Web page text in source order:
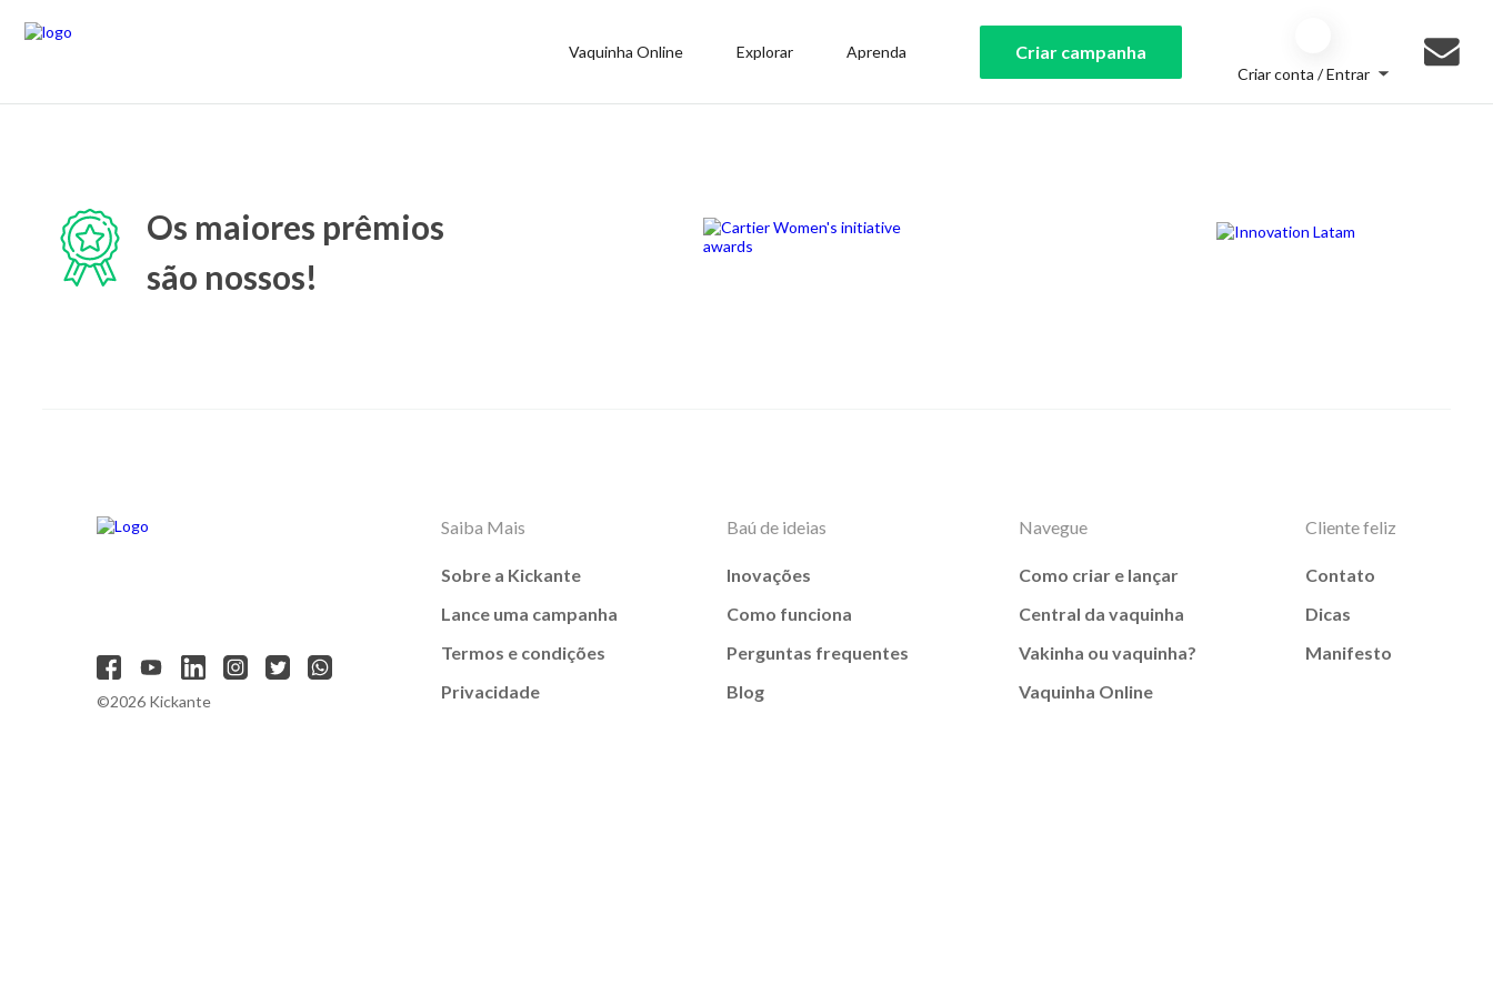
Vaquinha Online Explorar Aprenda Criar campanha
Criar conta / Entrar
Os maiores prêmios
são nossos!
©2026 Kickante
Saiba Mais
Sobre a Kickante
Lance uma campanha
Termos e condições
Privacidade
Baú de ideias
Inovações
Como funciona
Perguntas frequentes
Blog
Navegue
Como criar e lançar
Central da vaquinha
Vakinha ou vaquinha?
Vaquinha Online
Cliente feliz
Contato
Dicas
Manifesto